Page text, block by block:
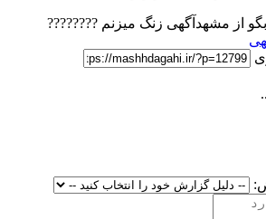
از مشهدآگهی زنگ میزنم ????????